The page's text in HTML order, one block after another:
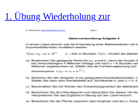
1. Übung Wiederholung zur